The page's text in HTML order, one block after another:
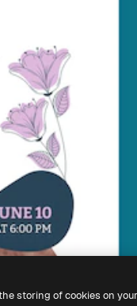
storing of cookies on